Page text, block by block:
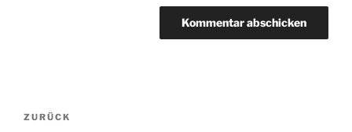
Beitragsnavigation
Vorheriger
ZURÜCK